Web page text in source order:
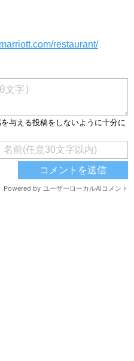
restaurant/